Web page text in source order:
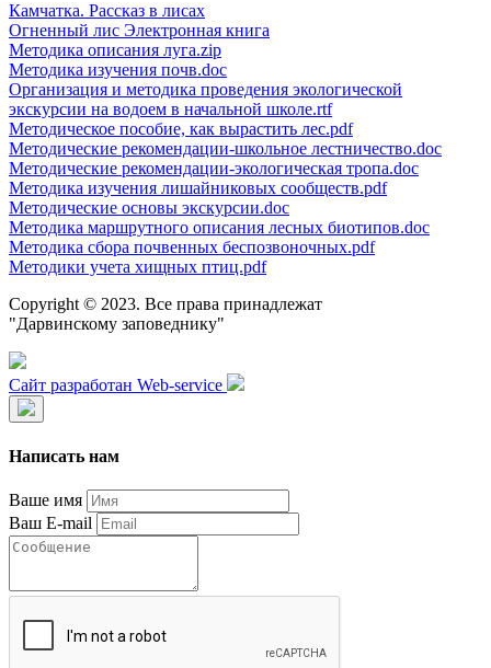
Камчатка. Рассказ в лисах
Огненный лис Электронная книга
Методика описания луга.zip
Методика изучения почв.doc
Организация и методика проведения экологической
экскурсии на водоем в начальной школе.rtf
Методическое пособие, как вырастить лес.pdf
Методические рекомендации-школьное лестничество.doc
Методические рекомендации-экологическая тропа.doc
Методика изучения лишайниковых сообществ.pdf
Методические основы экскурсии.doc
Методика маршрутного описания лесных биотипов.doc
Методика сбора почвенных беспозвоночных.pdf
Методики учета хищных птиц.pdf
Copyright © 2023. Все права принадлежат
"Дарвинскому заповеднику"
Сайт разработан Web-service
Написать нам
Ваше имя
Ваш E-mail